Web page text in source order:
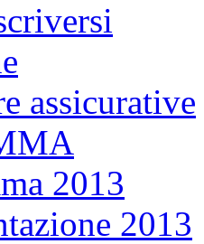
assicurative
2013
2013